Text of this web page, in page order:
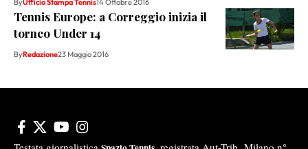
ByUfficio Stampa Tennis14 Ottobre 2016
Tennis Europe: a Correggio inizia il
torneo Under 14
ByRedazione23 Maggio 2016